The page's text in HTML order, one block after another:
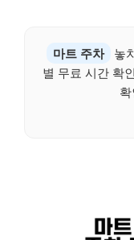
마트 주차
놓
별 무료 시간 확